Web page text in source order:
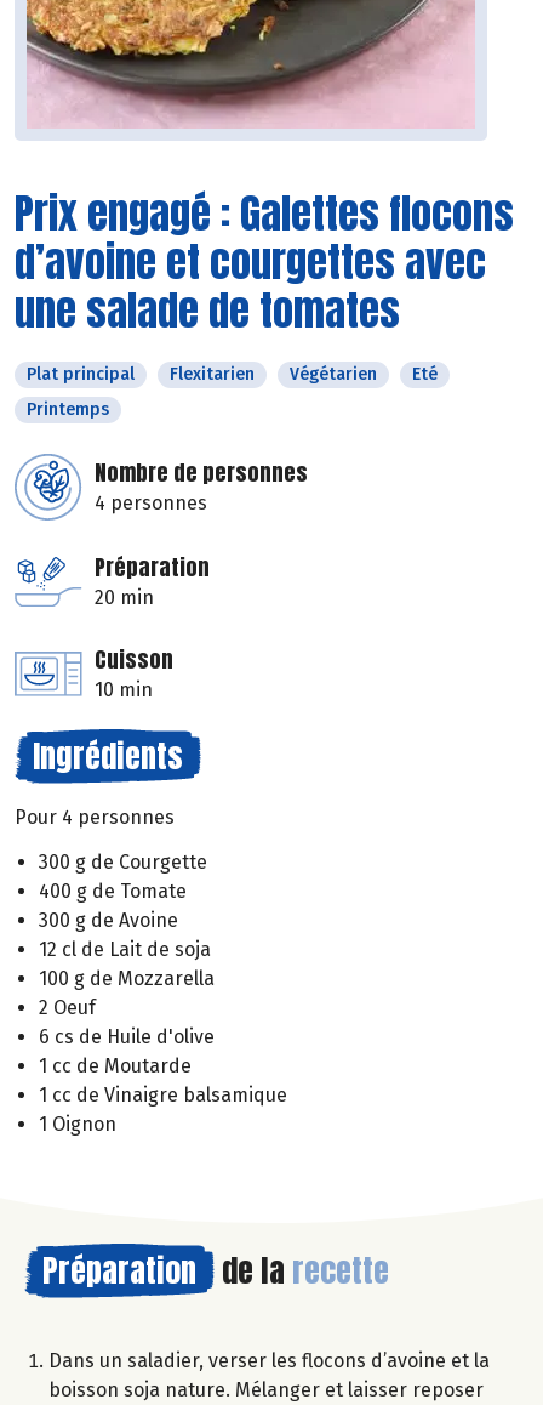
Prix engagé : Galettes flocons
d’avoine et courgettes avec
une salade de tomates
Plat principal Flexitarien Végétarien
Eté
Printemps
Nombre de personnes
4 personnes
Préparation
20 min
Cuisson
10 min
Ingrédients
Pour 4 personnes
300 g de Courgette
400 g de Tomate
300 g de Avoine
12 cl de Lait de soja
100 g de Mozzarella
2 Oeuf
6 cs de Huile d'olive
1 cc de Moutarde
1 cc de Vinaigre balsamique
1 Oignon
Préparation de la recette
Dans un saladier, verser les flocons d’avoine et la
boisson soja nature. Mélanger et laisser reposer